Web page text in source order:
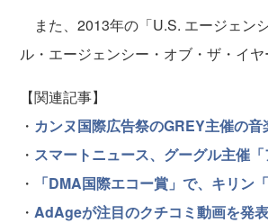
また、2013年の「U.S. エージェン
ル・エージェンシー・オブ・ザ・イ
【関連記事】
・ カンヌ国際広告祭のGREY主催の
・ スマートニュース、グーグル主催
・
「DMA国際エコー賞」で、キリン
・ AdAgeが注目のクチコミ動画を発表